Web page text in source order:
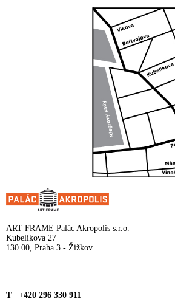
ART FRAME Palác Akropolis s.r.o.
Kubelíkova 27
130 00, Praha 3 - Žižkov
T +420 296 330 911